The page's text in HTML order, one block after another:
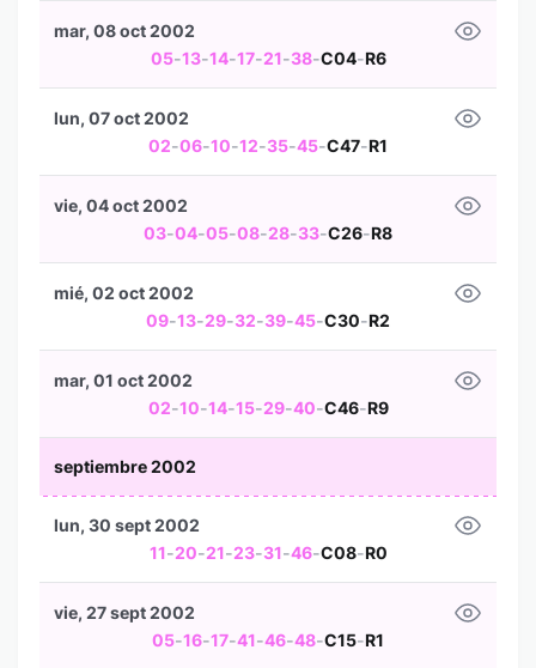
05-13-14-17-21-38-C04-R6
mar, 08 oct 2002
02-06-10-12-35-45-C47-R1
lun, 07 oct 2002
03-04-05-08-28-33-C26-R8
vie, 04 oct 2002
09-13-29-32-39-45-C30-R2
mié, 02 oct 2002
02-10-14-15-29-40-C46-R9
mar, 01 oct 2002
septiembre 2002
11-20-21-23-31-46-C08-R0
lun, 30 sept 2002
05-16-17-41-46-48-C15-R1
vie, 27 sept 2002